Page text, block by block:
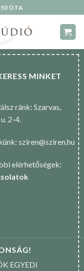
ÓTA
MINKET
ránk: Szarvas,
2-4.
sziren@sziren.hu
elérhetőségek:
EGYEDI